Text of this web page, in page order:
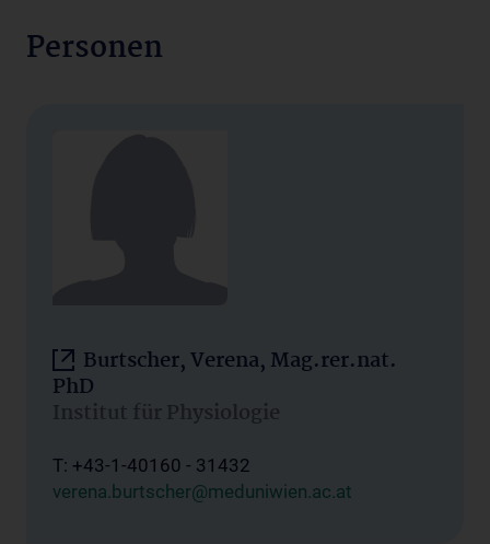
Personen
Burtscher, Verena, Mag.rer.nat.
PhD
Institut für Physiologie
T: +43-1-40160 - 31432
verena.burtscher@meduniwien.ac.at